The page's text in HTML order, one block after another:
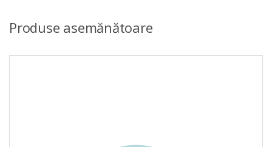
Produse asemănătoare